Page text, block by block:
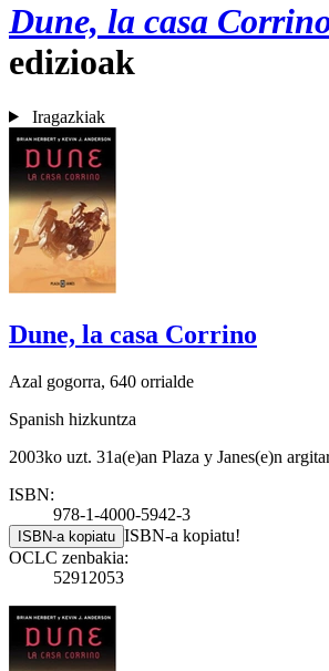
Dune, la casa
edizioak
Iragazkiak
Dune, la casa Corrino
Azal gogorra, 640 orrialde
Spanish hizkuntza
2003ko uzt. 31a(e)an Plaza y Janes(e)n
ISBN:
978-1-4000-5942-3
ISBN-a kopiatu ISBN-a kopiatu!
OCLC zenbakia:
52912053